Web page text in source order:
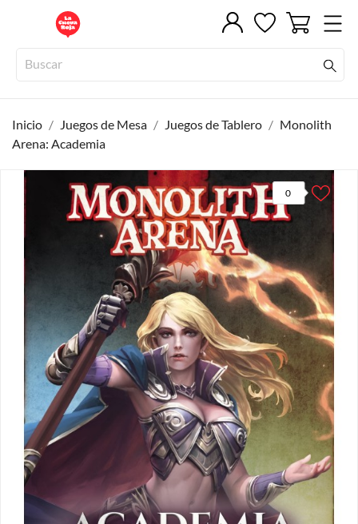
Inicio Juegos de Mesa Juegos de Tablero
Monolith
Arena: Academia
0